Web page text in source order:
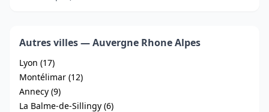
Autres villes — Auvergne Rhone Alpes
Lyon (17)
Montélimar (12)
Annecy (9)
La Balme-de-Sillingy (6)